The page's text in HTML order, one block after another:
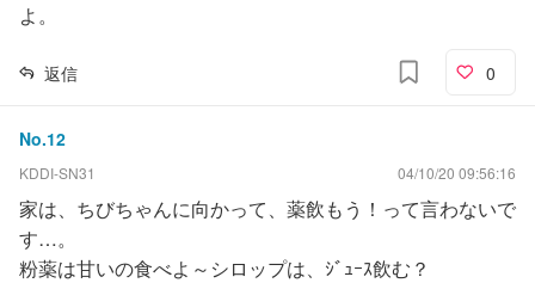
よ。
返信 0
No.12
KDDI-SN31 04/10/20 09:56:16
家は、ちびちゃんに向かって、薬飲もう！って言わないで
す…。
粉薬は甘いの食べよ～シロップは、ｼﾞｭｰｽ飲む？